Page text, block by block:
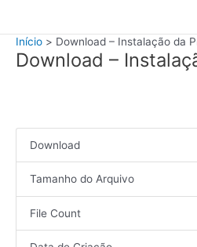
Início Download – Instalação da
Download –
Download
Tamanho do Arquivo
File Count